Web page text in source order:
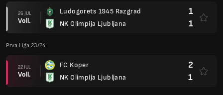
26 JUL
Voll.
Ludogorets 1945 Razgrad
NK Olimpija Ljubljana
1
1
Prva Liga 23/24
22 JUL
Voll.
FC Koper
NK Olimpija Ljubljana
2
1